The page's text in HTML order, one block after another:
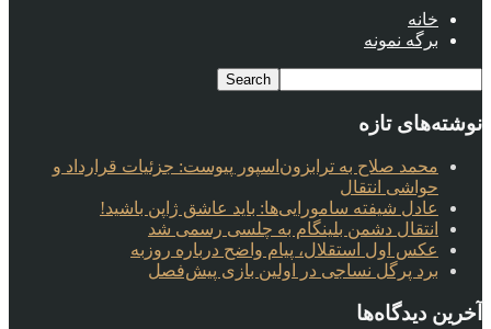
خانه
برگه نمونه
نوشته‌های تازه
محمد صلاح به ترابزون‌اسپور پیوست: جزئیات قرارداد و
حواشی انتقال
عادل شیفته سامورایی‌ها: باید عاشق ژاپن باشید!
انتقال دشمن بلینگام به چلسی رسمی شد
عکس اول استقلال، پیام واضح درباره روزبه
برد پرگل نساجی در اولین بازی پیش‌فصل
آخرین دیدگاه‌ها